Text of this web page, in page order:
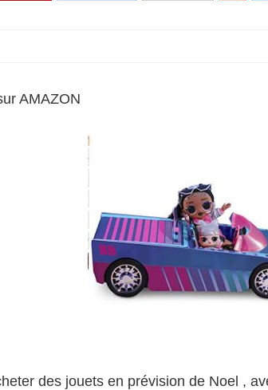
AMAZON
des jouets en prévision de Noel ,